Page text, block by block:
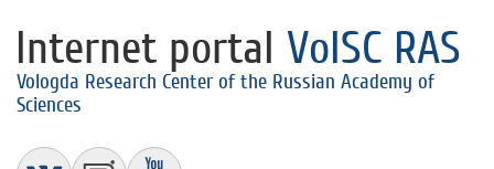
Internet portal VolSC RAS
Vologda Research Center of the Russian Academy of
Sciences